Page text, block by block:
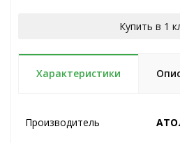
Купить в 1
Характеристики
Производитель